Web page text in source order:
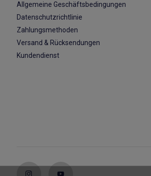
Allgemeine Geschäftsbedingungen
Datenschutzrichtlinie
Zahlungsmethoden
Versand & Rücksendungen
Kundendienst